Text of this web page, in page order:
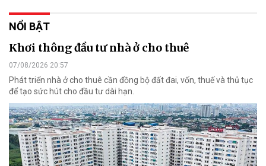
NỔI BẬT
Khơi thông đầu tư nhà ở cho thuê
07/08/2026 20:57
Phát triển nhà ở cho thuê cần đồng bộ đất đai, vốn, thuế và thủ tục
để tạo sức hút cho đầu tư dài hạn.